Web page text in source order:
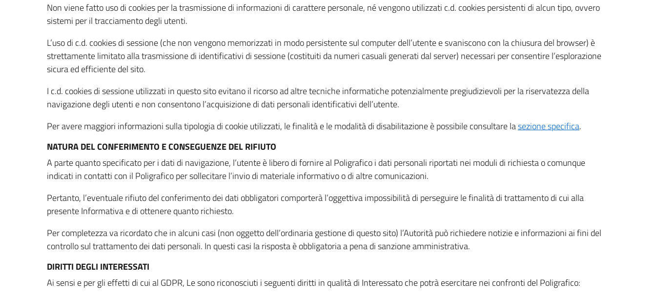
Non viene fatto uso di cookies per la trasmissione di informazioni di carattere personale, né vengono utilizzati c.d. cookies persistenti di alcun tipo, ovvero
sistemi per il tracciamento degli utenti.
L’uso di c.d. cookies di sessione (che non vengono memorizzati in modo persistente sul computer dell’utente e svaniscono con la chiusura del browser) è
strettamente limitato alla trasmissione di identificativi di sessione (costituiti da numeri casuali generati dal server) necessari per consentire l’esplorazione
sicura ed efficiente del sito.
I c.d. cookies di sessione utilizzati in questo sito evitano il ricorso ad altre tecniche informatiche potenzialmente pregiudizievoli per la riservatezza della
navigazione degli utenti e non consentono l’acquisizione di dati personali identificativi dell’utente.
Per avere maggiori informazioni sulla tipologia di cookie utilizzati, le finalità e le modalità di disabilitazione è possibile consultare lasezione specifica.
NATURA DEL CONFERIMENTO E CONSEGUENZE DEL RIFIUTO
A parte quanto specificato per i dati di navigazione, l’utente è libero di fornire al Poligrafico i dati personali riportati nei moduli di richiesta o comunque
indicati in contatti con il Poligrafico per sollecitare l’invio di materiale informativo o di altre comunicazioni.
Pertanto, l’eventuale rifiuto del conferimento dei dati obbligatori comporterà l’oggettiva impossibilità di perseguire le finalità di trattamento di cui alla
presente Informativa e di ottenere quanto richiesto.
Per completezza va ricordato che in alcuni casi (non oggetto dell’ordinaria gestione di questo sito) l’Autorità può richiedere notizie e informazioni ai fini del
controllo sul trattamento dei dati personali. In questi casi la risposta è obbligatoria a pena di sanzione amministrativa.
DIRITTI DEGLI INTERESSATI
Ai sensi e per gli effetti di cui al GDPR, Le sono riconosciuti i seguenti diritti in qualità di Interessato che potrà esercitare nei confronti del Poligrafico: